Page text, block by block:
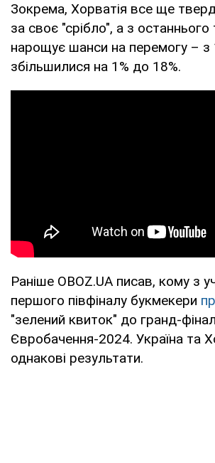
Зокрема, Хорватія все ще
за своє "срібло", а з
нарощує шанси на перемогу – з
збільшилися на 1% до 18%.
Раніше OBOZ.UA писав, кому з
першого півфіналу букмекери
"зелений квиток" до гранд-
Євробачення-2024. Україна та
однакові результати.